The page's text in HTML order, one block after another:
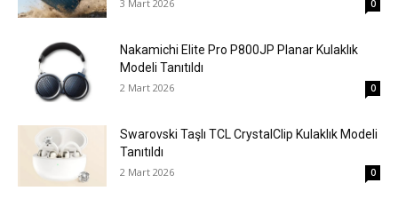
3 Mart 2026 0
Nakamichi Elite Pro P800JP Planar Kulaklık
Modeli Tanıtıldı
2 Mart 2026 0
Swarovski Taşlı TCL CrystalClip Kulaklık Modeli
Tanıtıldı
2 Mart 2026 0